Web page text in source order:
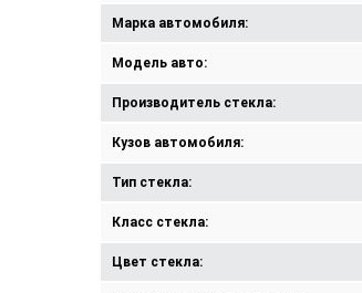
Марка автомобиля:
Модель авто:
Производитель стекла:
Кузов автомобиля:
Тип стекла:
Класс стекла:
Цвет стекла: